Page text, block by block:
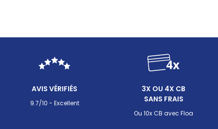
AVIS VÉRIFIÉS
9.7/10 - Excellent
3X OU 4X CB
SANS FRAIS
Ou 10x CB avec Floa